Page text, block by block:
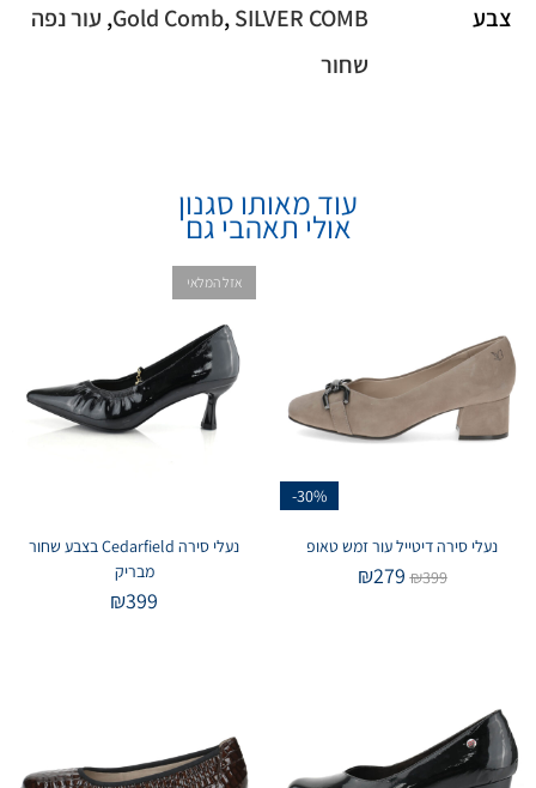
צבע
Gold Comb,SILVER COMB
, עור נפה
שחור
עוד מאותו סגנון
אולי תאהבי גם
-30%
נעלי סירה דיטייל עור זמש טאופ
₪399
₪279
אזל המלאי
נעלי סירה Cedarfield בצבע שחור
מבריק
₪399